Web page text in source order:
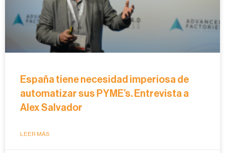
España tiene necesidad imperiosa de
automatizar sus PYME’s. Entrevista a
Alex Salvador
LEER MÁS